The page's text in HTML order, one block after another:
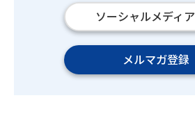
ソーシャルメディ
メルマガ登録